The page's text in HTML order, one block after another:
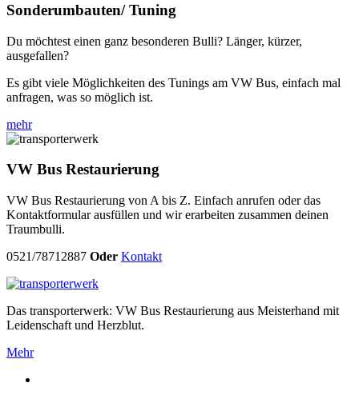
Sonderumbauten/ Tuning
Du möchtest einen ganz besonderen Bulli? Länger, kürzer,
ausgefallen?
Es gibt viele Möglichkeiten des Tunings am VW Bus, einfach mal
anfragen, was so möglich ist.
mehr
VW Bus Restaurierung
VW Bus Restaurierung von A bis Z. Einfach anrufen oder das
Kontaktformular ausfüllen und wir erarbeiten zusammen deinen
Traumbulli.
0521/78712887 Oder Kontakt
Das transporterwerk: VW Bus Restaurierung aus Meisterhand mit
Leidenschaft und Herzblut.
Mehr